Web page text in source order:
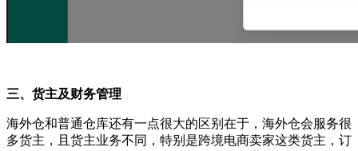
三、货主及财务管理
海外仓和普通仓库还有一点很大的区别在于，海外仓会服务很
多货主，且货主业务不同，特别是跨境电商卖家这类货主，订